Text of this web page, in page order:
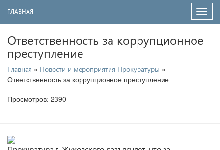
ГЛАВНАЯ
Ответственность за коррупционное
преступление
Главная » Новости и мероприятия Прокуратуры »
Ответственность за коррупционное преступление
Просмотров: 2390